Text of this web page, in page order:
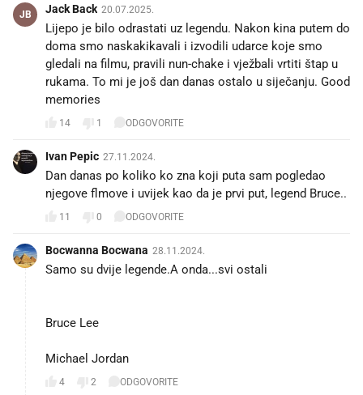
JB Jack Back 20.07.2025.
Lijepo je bilo odrastati uz legendu. Nakon kina putem do
doma smo naskakikavali i izvodili udarce koje smo
gledali na filmu, pravili nun-chake i vježbali vrtiti štap u
rukama. To mi je još dan danas ostalo u siječanju. Good
memories
14 1 ODGOVORITE
Ivan Pepic 27.11.2024.
Dan danas po koliko ko zna koji puta sam pogledao
njegove flmove i uvijek kao da je prvi put, legend Bruce..
11 0 ODGOVORITE
Bocwanna Bocwana 28.11.2024.
Samo su dvije legende.A onda...svi ostali
Bruce Lee
Michael Jordan
4 2
ODGOVORITE